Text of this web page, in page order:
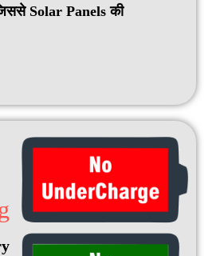
Solar Panels की